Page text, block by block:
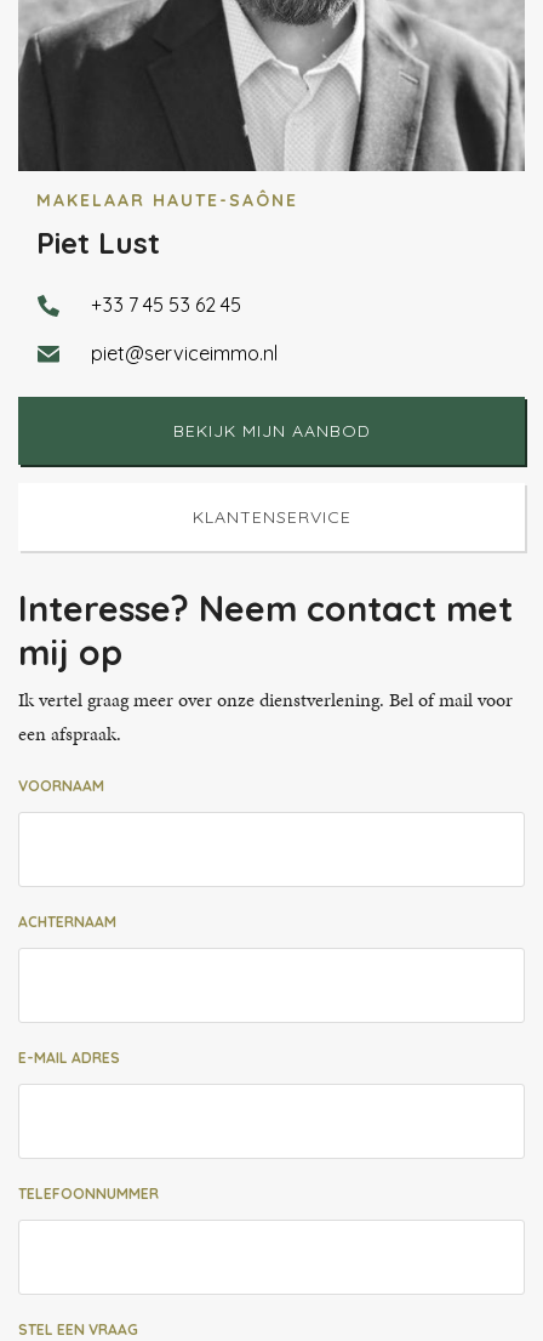
MAKELAAR HAUTE-SAÔNE
Piet Lust
+33 7 45 53 62 45
piet@serviceimmo.nl
BEKIJK MIJN AANBOD
KLANTENSERVICE
Interesse? Neem contact met
mij op
Ik vertel graag meer over onze dienstverlening. Bel of mail voor
een afspraak.
VOORNAAM
ACHTERNAAM
E-MAIL ADRES
TELEFOONNUMMER
STEL EEN VRAAG